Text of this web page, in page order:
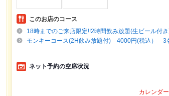
このお店のコース
18時までのご来店限定!!2時間飲み放題(生ビール付
モンキーコース(2H飲み放題付) 4000円(税込） 3
ネット予約の空席状況
カレンダ